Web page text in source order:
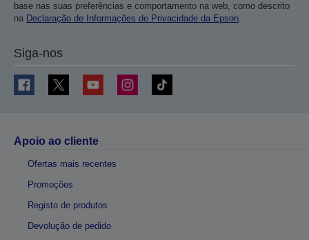
base nas suas preferências e comportamento na web, como descrito
na Declaração de Informações de Privacidade da Epson.
Siga-nos
Apoio ao cliente
Ofertas mais recentes
Promoções
Registo de produtos
Devolução de pedido